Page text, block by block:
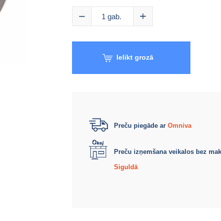
1 gab.
Ielikt grozā
Preču piegāde ar Omniva
Preču izņemšana veikalos bez
Siguldā